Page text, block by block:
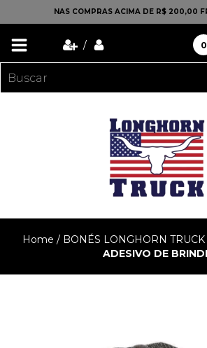
NAS COMPRAS ACIMA DE R$ 200,00
/ 0
Home / BONÉS LONGHORN TRUCK
ADESIVO DE